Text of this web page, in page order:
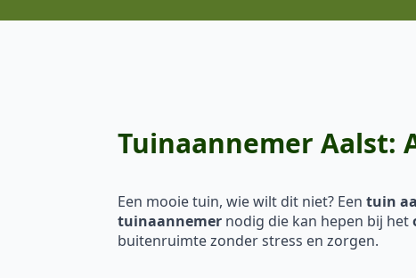
Tuinaannemer Aalst:
Een mooie tuin, wie wilt dit niet? Een tuin
tuinaannemer nodig die kan hepen bij het
buitenruimte zonder stress en zorgen.